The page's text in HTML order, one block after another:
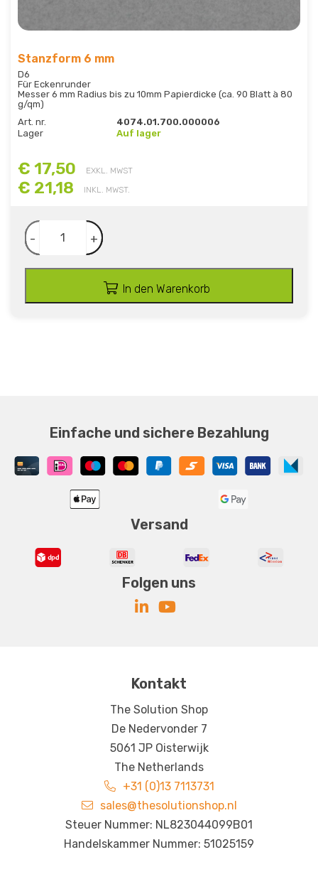
Stanzform 6 mm
D6
Für Eckenrunder
Messer 6 mm Radius bis zu 10mm Papierdicke (ca. 90 Blatt à 80
g/qm)
Art. nr.
4074.01.700.000006
Lager
Auf lager
€ 17,50 EXKL. MWST
€ 21,18 INKL. MWST.
- +
In den Warenkorb
Einfache und sichere Bezahlung
Versand
Folgen uns
Kontakt
The Solution Shop
De Nedervonder 7
5061 JP Oisterwijk
The Netherlands
+31 (0)13 7113731
sales@thesolutionshop.nl
Steuer Nummer: NL823044099B01
Handelskammer Nummer: 51025159